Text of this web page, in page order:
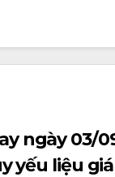
ngày 03/
yếu liệu